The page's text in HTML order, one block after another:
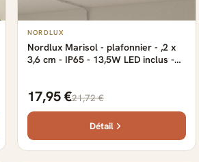
NORDLUX
Nordlux Marisol - plafonnier - ,2 x
3,6 cm - IP65 - 13,5W LED inclus -
17,95 €21,72 €
Détail